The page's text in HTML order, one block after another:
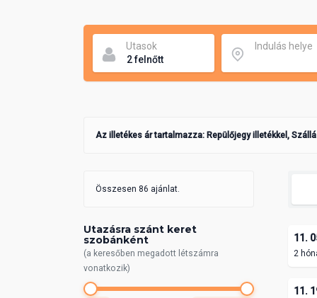
Utasok Indulás helye
Az illetékes ár tartalmazza: Repülőjegy illetékkel,
Összesen 86 ajánlat.
Utazásra szánt keret
szobánként
(a keresőben megadott létszámra
vonatkozik)
11.
2
11.